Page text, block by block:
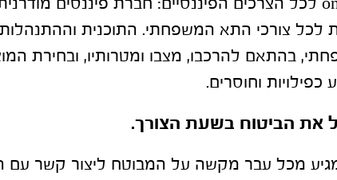
חברת פיננסים
ניהול 360 מעלות לכל צורכי התא המשפחתי. התוכנית
בהתאם להרכבו, מצבו ומטרותיו, ובחירת
כפילויות וחוסרים.
את הביטוח בשעת הצורך.
מכל עבר מקשה על המבוטח ליצור קשר עם